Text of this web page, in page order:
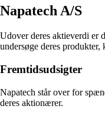
Napatech A/S
Udover deres aktieverdi er
undersøge deres
Fremtidsudsigter
Napatech står over for
deres aktionærer.